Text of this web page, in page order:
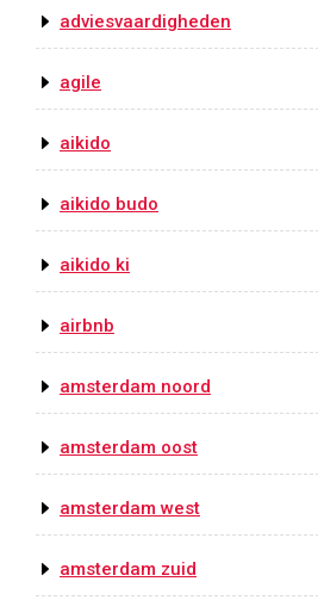
adviesvaardigheden
agile
aikido
aikido budo
aikido ki
airbnb
amsterdam noord
amsterdam oost
amsterdam west
amsterdam zuid